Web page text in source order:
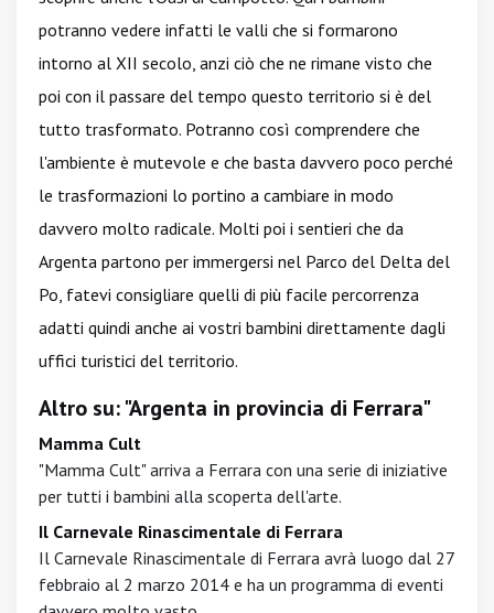
potranno vedere infatti le valli che si formarono
intorno al XII secolo, anzi ciò che ne rimane visto che
poi con il passare del tempo questo territorio si è del
tutto trasformato. Potranno così comprendere che
l'ambiente è mutevole e che basta davvero poco perché
le trasformazioni lo portino a cambiare in modo
davvero molto radicale. Molti poi i sentieri che da
Argenta partono per immergersi nel Parco del Delta del
Po, fatevi consigliare quelli di più facile percorrenza
adatti quindi anche ai vostri bambini direttamente dagli
uffici turistici del territorio.
Altro su: "Argenta in provincia di Ferrara"
Mamma Cult
"Mamma Cult" arriva a Ferrara con una serie di iniziative
per tutti i bambini alla scoperta dell'arte.
Il Carnevale Rinascimentale di Ferrara
Il Carnevale Rinascimentale di Ferrara avrà luogo dal 27
febbraio al 2 marzo 2014 e ha un programma di eventi